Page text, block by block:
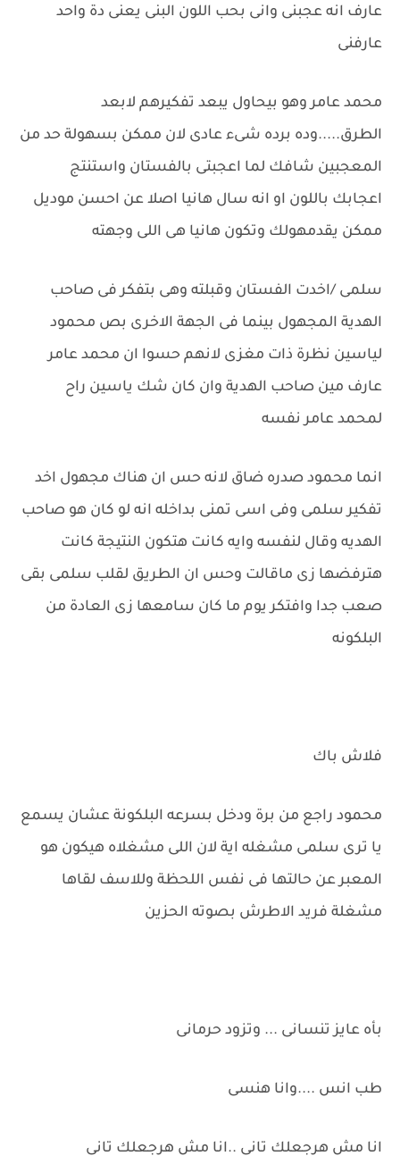
عارف انه عجبنى وانى بحب اللون البنى يعنى دة واحد
عارفنى
محمد عامر وهو بيحاول يبعد تفكيرهم لابعد
الطرق.....وده برده شىء عادى لان ممكن بسهولة حد من
المعجبين شافك لما اعجبتى بالفستان واستنتج
اعجابك باللون او انه سال هانيا اصلا عن احسن موديل
ممكن يقدمهولك وتكون هانيا هى اللى وجهته
سلمى /اخدت الفستان وقبلته وهى بتفكر فى صاحب
الهدية المجهول بينما فى الجهة الاخرى بص محمود
لياسين نظرة ذات مغزى لانهم حسوا ان محمد عامر
عارف مين صاحب الهدية وان كان شك ياسين راح
لمحمد عامر نفسه
انما محمود صدره ضاق لانه حس ان هناك مجهول اخد
تفكير سلمى وفى اسى تمنى بداخله انه لو كان هو صاحب
الهديه وقال لنفسه وايه كانت هتكون النتيجة كانت
هترفضها زى ماقالت وحس ان الطريق لقلب سلمى بقى
صعب جدا وافتكر يوم ما كان سامعها زى العادة من
البلكونه
فلاش باك
محمود راجع من برة ودخل بسرعه البلكونة عشان يسمع
يا ترى سلمى مشغله اية لان اللى مشغلاه هيكون هو
المعبر عن حالتها فى نفس اللحظة وللاسف لقاها
مشغلة فريد الاطرش بصوته الحزين
بأه عايز تنسانى ... وتزود حرمانى
طب انس ....وانا هنسى
انا مش هرجعلك تانى ..انا مش هرجعلك تانى